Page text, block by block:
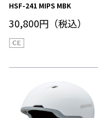
HSF-241 MIPS MBK
30,800円（税込）